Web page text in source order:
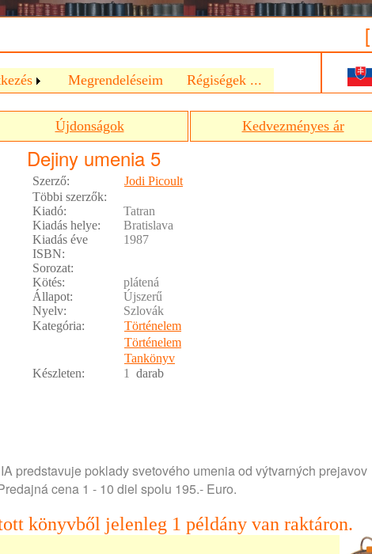
[
Megrendeléseim Régiségek ...
Újdonságok Kedvezményes ár
Dejiny umenia 5
Szerző:
Jodi Picoult
Többi szerzők:
Kiadó:
Tatran
Kiadás helye:
Bratislava
Kiadás éve
1987
ISBN:
Sorozat:
Kötés:
plátená
Állapot:
Újszerű
Nyelv:
Szlovák
Kategória:
Történelem
Történelem
Tankönyv
Készleten:
1 darab
predstavuje poklady svetového umenia od výtvarných prejavov
cena 1 - 10 diel spolu 195.- Euro.
könyvből jelenleg 1 példány van raktáron.